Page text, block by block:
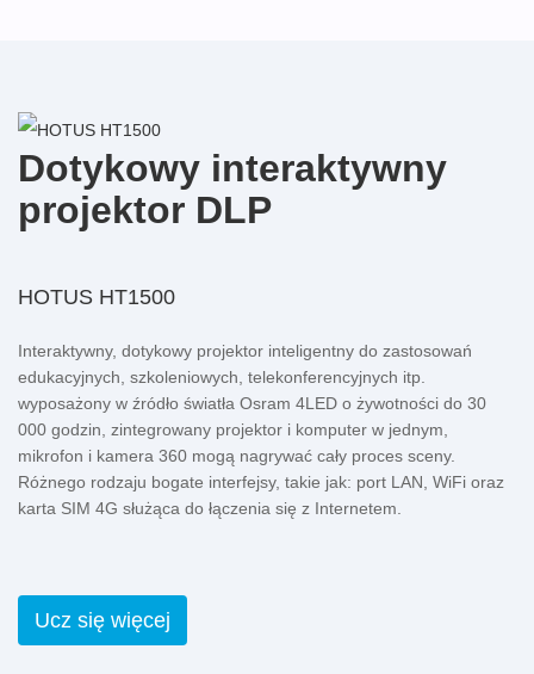
Dotykowy interaktywny
projektor DLP
HOTUS HT1500
Interaktywny, dotykowy projektor inteligentny do zastosowań
edukacyjnych, szkoleniowych, telekonferencyjnych itp.
wyposażony w źródło światła Osram 4LED o żywotności do 30
000 godzin, zintegrowany projektor i komputer w jednym,
mikrofon i kamera 360 mogą nagrywać cały proces sceny.
Różnego rodzaju bogate interfejsy, takie jak: port LAN, WiFi oraz
karta SIM 4G służąca do łączenia się z Internetem.
Ucz się więcej